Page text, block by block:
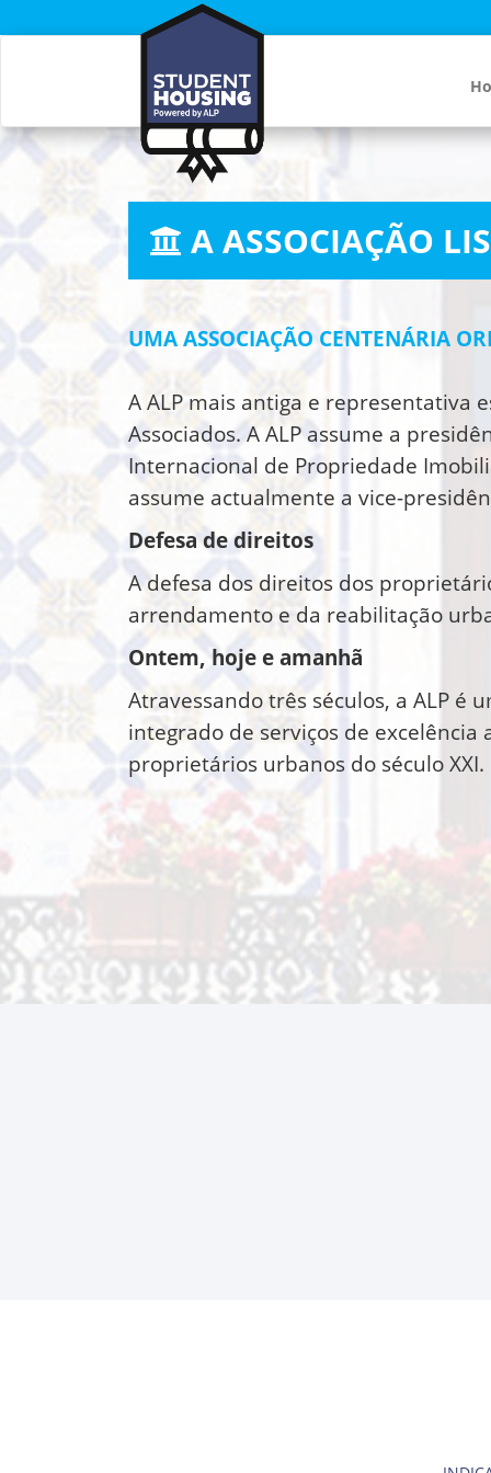
A ASSOCIAÇÃO
UMA ASSOCIAÇÃO CENTENÁRIA
A ALP mais antiga e representativa
Associados. A ALP assume a
Internacional de Propriedade
assume actualmente a vice-
Defesa de direitos
A defesa dos direitos dos
arrendamento e da reabilitação
Ontem, hoje e amanhã
Atravessando três séculos, a ALP é
integrado de serviços de excelência
proprietários urbanos do século XXI.